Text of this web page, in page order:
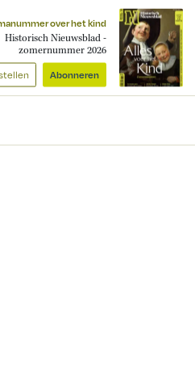
over het kind
Historisch Nieuwsblad -
zomernummer 2026
Abonneren